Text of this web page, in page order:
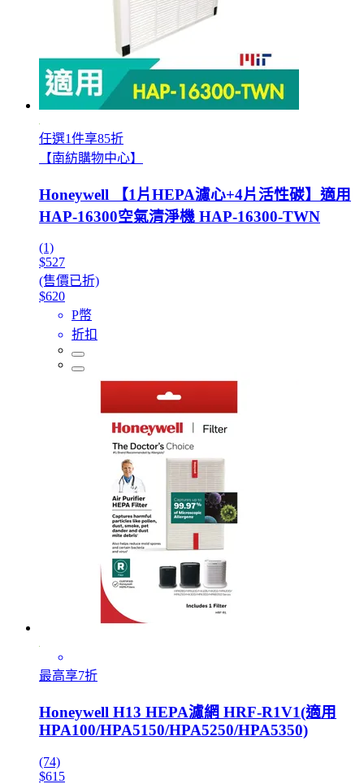
任選1件享85折
【南紡購物中心】
Honeywell 【1片HEPA濾心+4片活性碳】適用
HAP-16300空氣清淨機 HAP-16300-TWN
(1)
$527
(售價已折)
$620
P幣
折扣
最高享7折
Honeywell H13 HEPA濾網 HRF-R1V1(適用
HPA100/HPA5150/HPA5250/HPA5350)
(74)
$615